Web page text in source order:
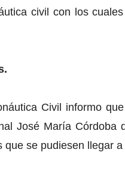
civil con los
Civil informo
José María
que se pudiesen llegar a